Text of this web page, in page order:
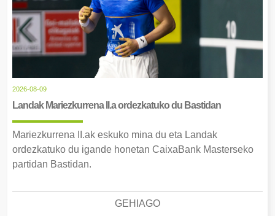
2026-08-09
Landak Mariezkurrena II.a ordezkatuko du Bastidan
Mariezkurrena II.ak eskuko mina du eta Landak
ordezkatuko du igande honetan CaixaBank Masterseko
partidan Bastidan.
GEHIAGO